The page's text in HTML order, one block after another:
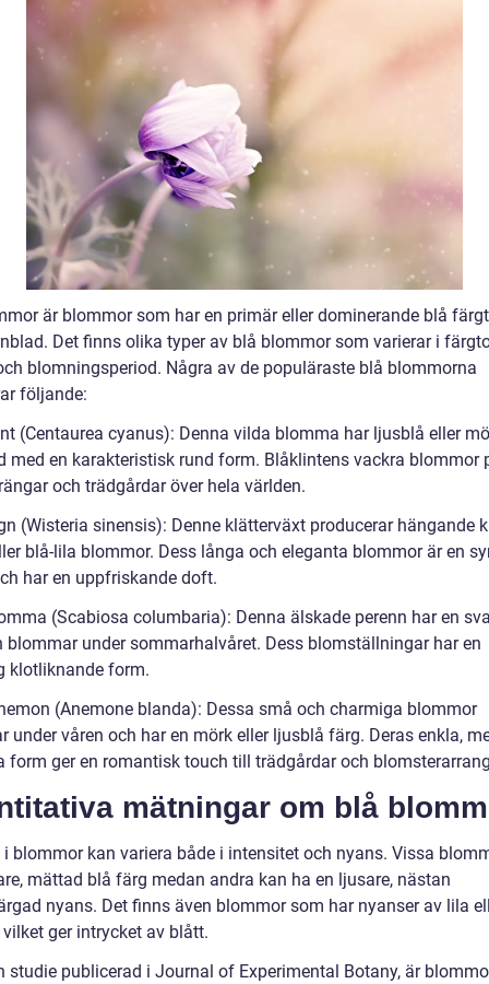
är blommor som har en primär eller dominerande blå
Det finns olika typer av blå blommor som varierar i
blomningsperiod. Några av de populäraste blå blommorna
följande:
(Centaurea cyanus): Denna vilda blomma har ljusblå eller
med en karakteristisk rund form. Blåklintens vackra blommor
och trädgårdar över hela världen.
(Wisteria sinensis): Denne klätterväxt producerar hängande
blå-lila blommor. Dess långa och eleganta blommor är en
har en uppfriskande doft.
(Scabiosa columbaria): Denna älskade perenn har en
blommar under sommarhalvåret. Dess blomställningar har en
klotliknande form.
(Anemone blanda): Dessa små och charmiga blommor
under våren och har en mörk eller ljusblå färg. Deras enkla,
form ger en romantisk touch till trädgårdar och
mätningar om blå
blommor kan variera både i intensitet och nyans. Vissa
mättad blå färg medan andra kan ha en ljusare, nästan
nyans. Det finns även blommor som har nyanser av lila
ger intrycket av blått.
studie publicerad i Journal of Experimental Botany, är